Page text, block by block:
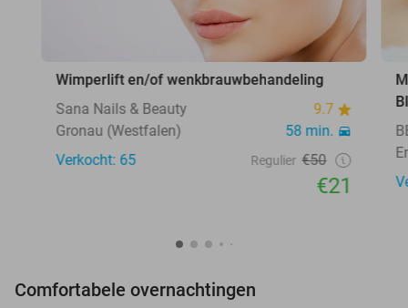
Wimperlift en/of wenkbrauwbehandeling
Sana Nails & Beauty
9.7
Gronau (Westfalen)
58 min.
Verkocht: 65
Regulier €50
€21
Comfortabele overnachtingen